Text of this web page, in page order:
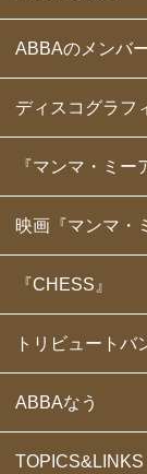
ABBAのメンバ
ディスコグラフ
『マンマ・ミー
映画『マンマ・
『CHESS』
トリビュートバ
ABBAなう
TOPICS&LINKS